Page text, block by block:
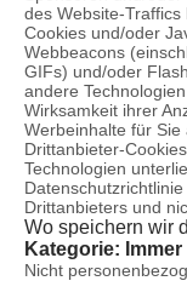
des Website-
Cookies und/oder
Webbeacons
GIFs) und/oder
andere
Wirksamkeit ihrer
Werbeinhalte für Sie
Drittanbieter-
Technologien
Drittanbieters und
Wo speichern wir
Kategorie: Immer
Nicht